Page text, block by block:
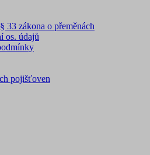
33 zákona o přeměnách
os. údajů
pojišťoven